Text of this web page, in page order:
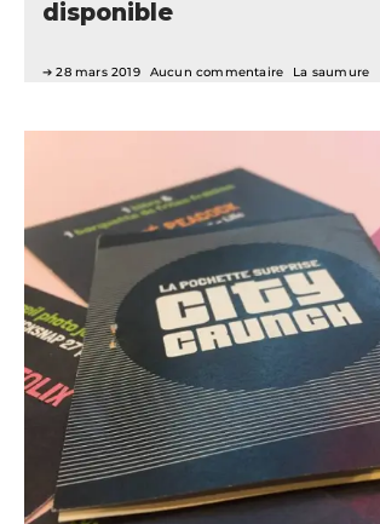
disponible
28 mars 2019 Aucun commentaire La saumure